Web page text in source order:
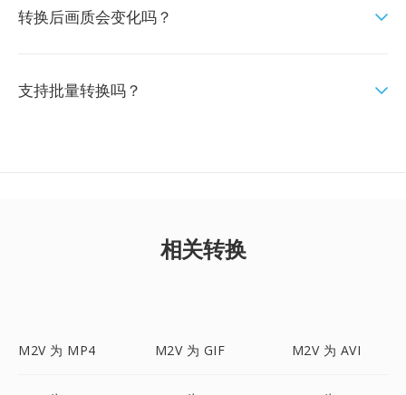
转换后画质会变化吗？
支持批量转换吗？
相关转换
M2V 为 MP4 M2V 为 GIF M2V 为 AVI